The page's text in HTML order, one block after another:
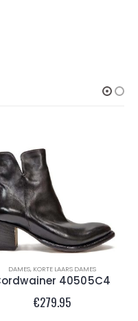
DAMES, INSTAPPERS
ZOE Grace 01
€169.95